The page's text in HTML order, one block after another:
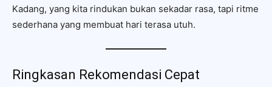
Kadang, yang kita rindukan bukan sekadar rasa, tapi ritme
sederhana yang membuat hari terasa utuh.
Ringkasan Rekomendasi Cepat